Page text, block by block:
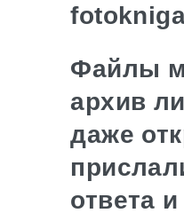
Файлы
архив
даже
ответа